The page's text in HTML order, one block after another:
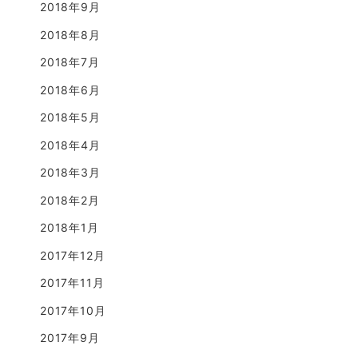
2018年9月
2018年8月
2018年7月
2018年6月
2018年5月
2018年4月
2018年3月
2018年2月
2018年1月
2017年12月
2017年11月
2017年10月
2017年9月